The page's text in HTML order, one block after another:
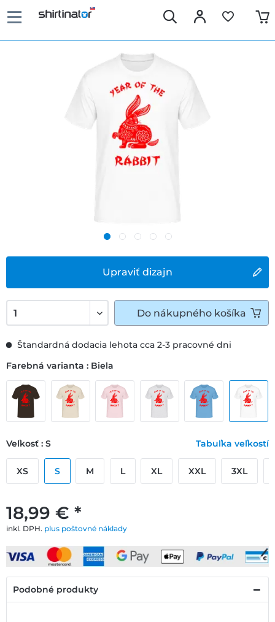
Upraviť dizajn
18,99 € *
inkl. DPH. plus poštovné náklady
Štandardná dodacia lehota cca 2-3 pracovné dni
Farebná varianta : Biela
Veľkosť : S Tabuľka veľkostí
XS S M L XL XXL 3XL
Do nákupného košíka
Podobné produkty